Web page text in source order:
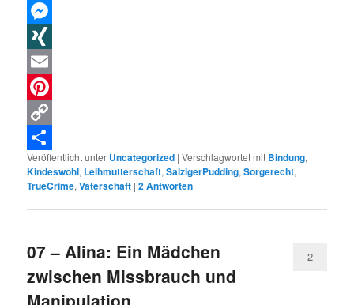
Threema
Messenger
XING
Email
Pinterest
Copy
Link
Teilen
Veröffentlicht unter Uncategorized |Verschlagwortet mit Bindung,
Kindeswohl, Leihmutterschaft,SalzigerPudding,Sorgerecht,
TrueCrime,Vaterschaft |2Antworten
07 – Alina: Ein Mädchen
zwischen Missbrauch und
Manipulation
2